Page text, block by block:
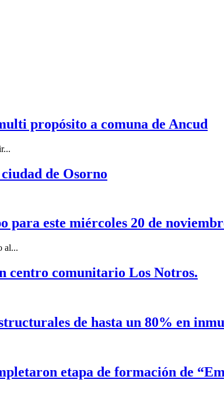
propósito a comuna de Ancud
de Osorno
para este miércoles 20 de
al...
centro comunitario Los Notros.
de hasta un 80% en
etapa de formación de